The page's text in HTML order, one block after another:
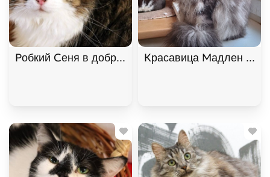
Робкий Сеня в добрые руки, Двухцветный,
Красавица Мадлен из